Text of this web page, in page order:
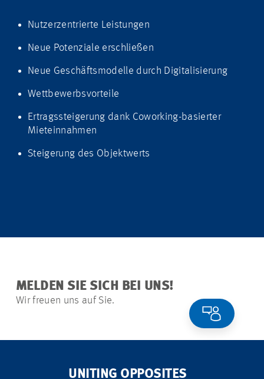
Nutzerzentrierte Leistungen
Neue Potenziale erschließen
Neue Geschäftsmodelle durch Digitalisierung
Wettbewerbsvorteile
Ertragssteigerung dank Coworking-basierter
Mieteinnahmen
Steigerung des Objektwerts
MELDEN SIE SICH BEI UNS!
Wir freuen uns auf Sie.
UNITING OPPOSITES